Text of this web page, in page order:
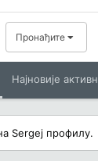
Пронађите
Најновије
Sergej профилу.